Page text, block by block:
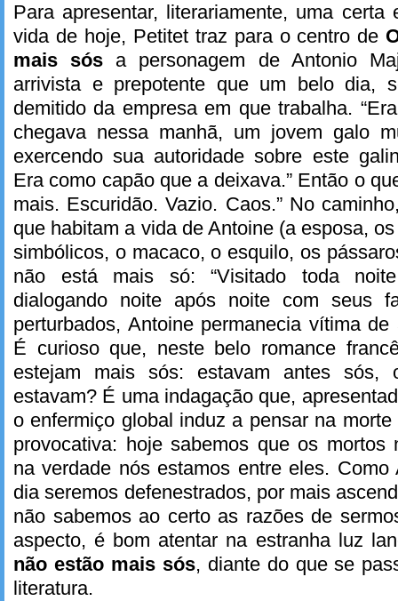
Para apresentar, literariamente, uma certa
vida de hoje, Petitet traz para o centro de
mais sós a personagem de Antonio
arrivista e prepotente que um belo dia,
demitido da empresa em que trabalha.
chegava nessa manhã, um jovem galo
exercendo sua autoridade sobre este
Era como capão que a deixava.” Então o
mais. Escuridão. Vazio. Caos.” No
que habitam a vida de Antoine (a esposa,
simbólicos, o macaco, o esquilo, os
não está mais só: “Visitado toda
dialogando noite após noite com seus
perturbados, Antoine permanecia vítima de
É curioso que, neste belo romance
estejam mais sós: estavam antes sós,
estavam? É uma indagação que,
o enfermiço global induz a pensar na
provocativa: hoje sabemos que os mortos
na verdade nós estamos entre eles. Como
dia seremos defenestrados, por mais
não sabemos ao certo as razões de
aspecto, é bom atentar na estranha luz
não estão mais sós, diante do que se
literatura.